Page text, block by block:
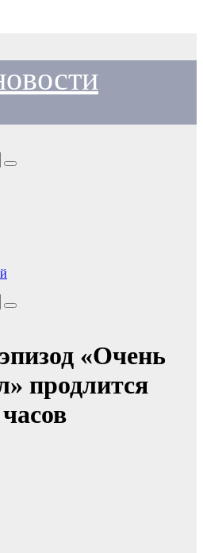
«Очень
продлится